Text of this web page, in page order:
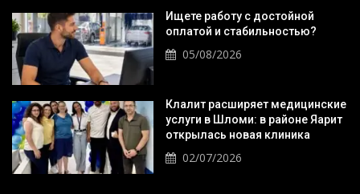
Ищете работу с достойной
оплатой и стабильностью?
05/08/2026
Клалит расширяет медицинские
услуги в Шломи: в районе Яарит
открылась новая клиника
02/07/2026